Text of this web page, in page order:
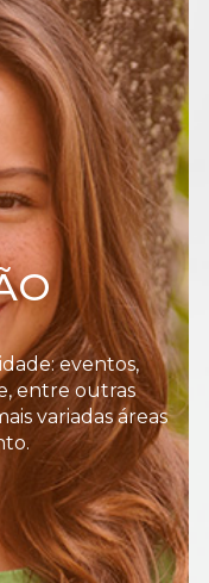
eventos,
entre outras
variadas áreas